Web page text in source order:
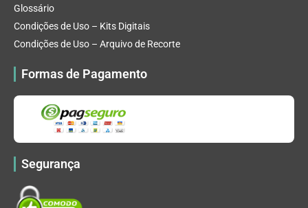
Glossário
Condições de Uso – Kits Digitais
Condições de Uso – Arquivo de Recorte
Formas de Pagamento
Segurança